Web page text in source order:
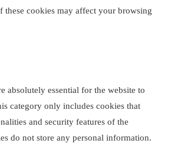
these cookies may affect your browsing
absolutely essential for the website to
category only includes cookies that
and security features of the
do not store any personal information.